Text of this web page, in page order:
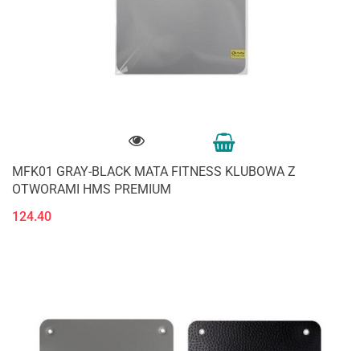
MFK01 GRAY-BLACK MATA FITNESS KLUBOWA Z
OTWORAMI HMS PREMIUM
124.40